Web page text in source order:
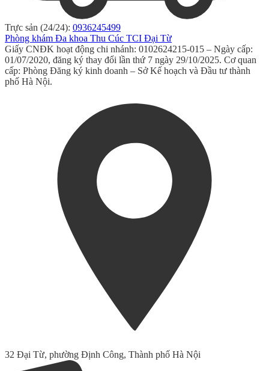
Trực sản (24/24): 0936245499
Phòng khám Đa khoa Thu Cúc TCI Đại Từ
Giấy CNĐK hoạt động chi nhánh: 0102624215-015 – Ngày cấp:
01/07/2020, đăng ký thay đổi lần thứ 7 ngày 29/10/2025. Cơ quan
cấp: Phòng Đăng ký kinh doanh – Sở Kế hoạch và Đầu tư thành
phố Hà Nội.
32 Đại Từ, phường Định Công, Thành phố Hà Nội